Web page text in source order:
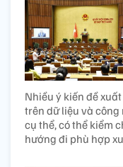
Nhiều ý kiến đề
trên dữ liệu và công
cụ thể, có thể kiểm
hướng đi phù hợp